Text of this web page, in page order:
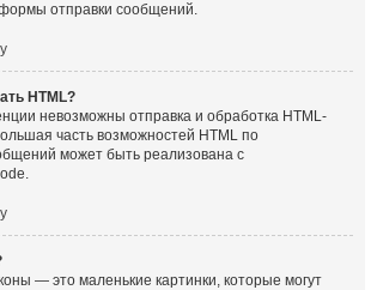
отправки сообщений.
HTML?
невозможны отправка и обработка HTML-
часть возможностей HTML по
может быть реализована с
— это маленькие картинки, которые могут